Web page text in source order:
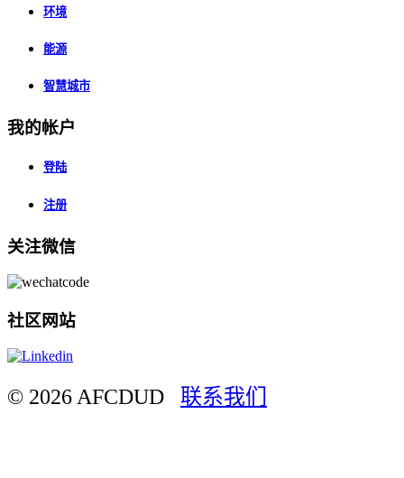
环境
能源
智慧城市
我的帐户
登陆
注册
关注微信
社区网站
© 2026 AFCDUD 联系我们